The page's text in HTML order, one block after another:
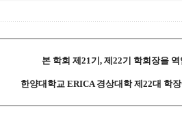
본 학회 제21기, 제22기 학회장을
한양대학교 ERICA 경상대학 제22대 학